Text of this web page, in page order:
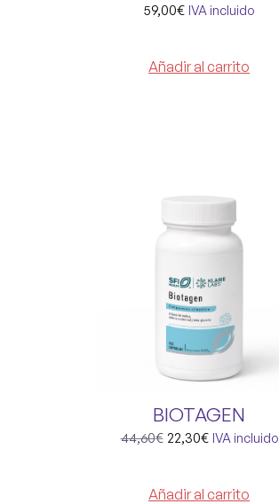
59,00€ IVA incluido
Añadir al carrito
BIOTAGEN
44,60€ 22,30€ IVA incluido
Añadir al carrito